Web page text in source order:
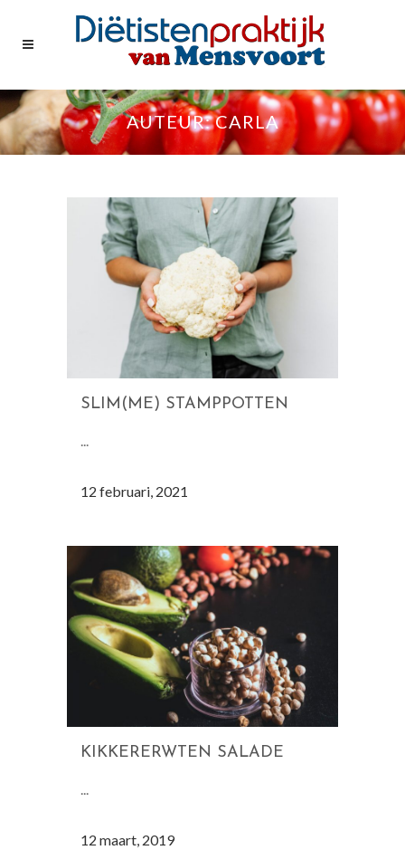
AUTEUR: CARLA
ALLES NIEUWS RECEPTEN
SLIM(ME) STAMPPOTTEN
...
12 februari, 2021
KIKKERERWTEN SALADE
...
12 maart, 2019